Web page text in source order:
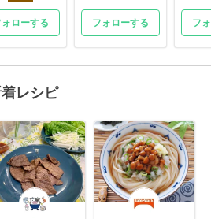
ォローする フォローする フ
レシピ